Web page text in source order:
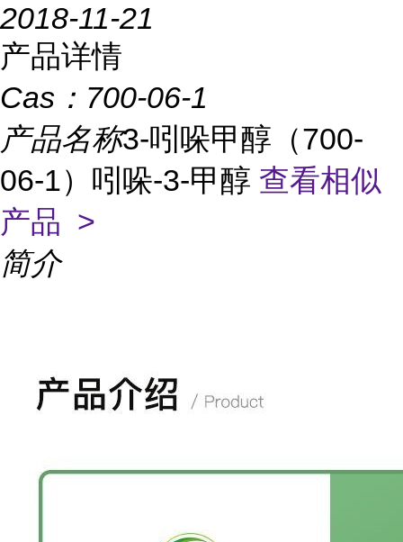
2018-11-21
产品详情
Cas： 700-06-1
产品名称3-吲哚甲醇（700-
06-1）吲哚-3-甲醇 查看相似
产品 >
简介